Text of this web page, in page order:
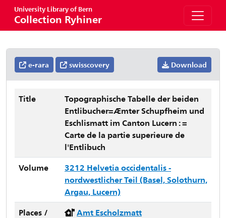
University Library of Bern
Collection Ryhiner
e-rara swisscovery Download
Title
Topographische Tabelle der beiden
Entlibucher=Æmter Schupfheim und
Eschlismatt im Canton Lucern : =
Carte de la partie superieure de
l'Entlibuch
Volume
3212 Helvetia occidentalis -
nordwestlicher Teil (Basel, Solothurn,
Argau, Lucern)
Places /
Amt Escholzmatt